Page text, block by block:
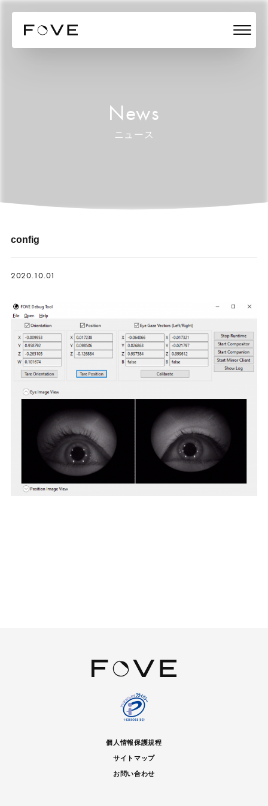
News
ニュース
config
2020.10.01
個人情報保護規程
サイトマップ
お問い合わせ